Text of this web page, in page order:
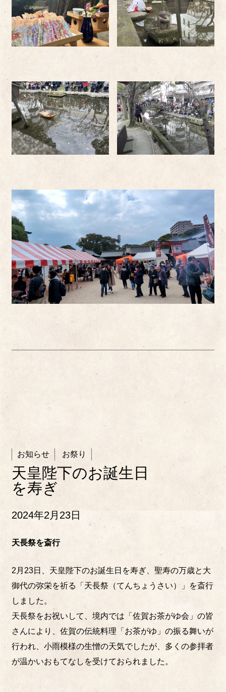
お知らせ お祭り
天皇陛下のお誕生日
を寿ぎ
2024年2月23日
天長祭を斎行
2月23日、天皇陛下のお誕生日を寿ぎ、聖寿の万歳と大
御代の弥栄を祈る「天長祭（てんちょうさい）」を斎行
しました。
天長祭をお祝いして、境内では「佐賀お茶がゆ会」の皆
さんにより、佐賀の伝統料理「お茶がゆ」の振る舞いが
行われ、小雨模様の生憎の天気でしたが、多くの参拝者
が温かいおもてなしを受けておられました。